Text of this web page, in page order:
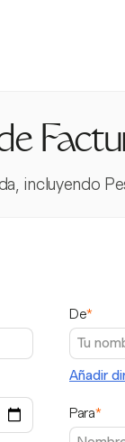
incluyendo
De*
Añadir
Para*